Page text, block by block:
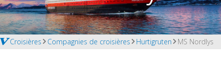
Croisières Compagnies de croisières Hurtigruten MS Nordlys